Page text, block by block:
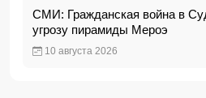
СМИ: Гражданская война в
угрозу пирамиды Мероэ
10 августа 2026